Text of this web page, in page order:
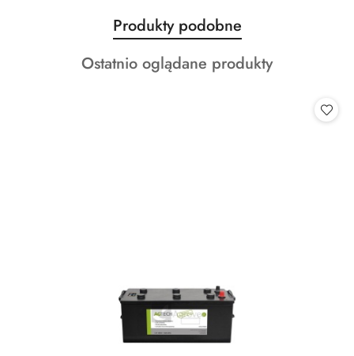
Pomiń karuzelę produktów
Produkty
o
statusie:
Produkty podobne
Produkty
Ostatnio oglądane produkty